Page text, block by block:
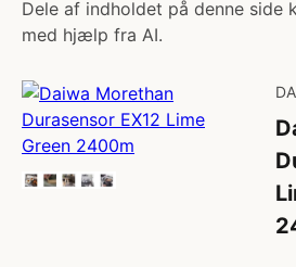
Dele af indholdet på denne side
med hjælp fra AI.